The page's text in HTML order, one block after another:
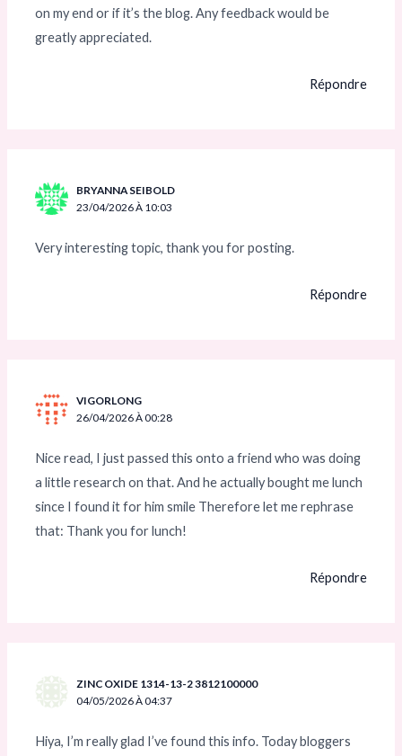
on my end or if it’s the blog. Any feedback would be
greatly appreciated.
Répondre
BRYANNA SEIBOLD
23/04/2026 À 10:03
Very interesting topic, thank you for posting.
Répondre
VIGORLONG
26/04/2026 À 00:28
Nice read, I just passed this onto a friend who was doing
a little research on that. And he actually bought me lunch
since I found it for him smile Therefore let me rephrase
that: Thank you for lunch!
Répondre
ZINC OXIDE 1314-13-2 3812100000
04/05/2026 À 04:37
Hiya, I’m really glad I’ve found this info. Today bloggers